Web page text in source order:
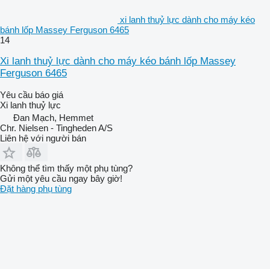
xi lanh thuỷ lực dành cho máy kéo
bánh lốp Massey Ferguson 6465
14
Xi lanh thuỷ lực dành cho máy kéo bánh lốp Massey
Ferguson 6465
Yêu cầu báo giá
Xi lanh thuỷ lực
Đan Mạch, Hemmet
Chr. Nielsen - Tingheden A/S
Liên hệ với người bán
Không thể tìm thấy một phụ tùng?
Gửi một yêu cầu ngay bây giờ!
Đặt hàng phụ tùng